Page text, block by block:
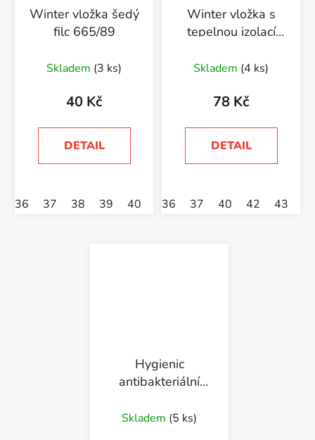
Winter vložka šedý
filc 665/89
Skladem (3 ks)
40 Kč
DETAIL
36 37 38 39 40 42 43 44 45 46
Winter vložka s
tepelnou izolací
Skladem (4 ks)
78 Kč
DETAIL
36 37 40 42 43
Hygienic
antibakteriální
Skladem (5 ks)